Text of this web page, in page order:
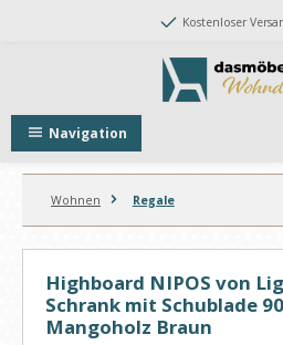
Zum Hauptinhalt springenKostenloser
Navigation
Wohnen Regale
Highboard NIPOS von
Schrank mit Schublade
Mangoholz Braun